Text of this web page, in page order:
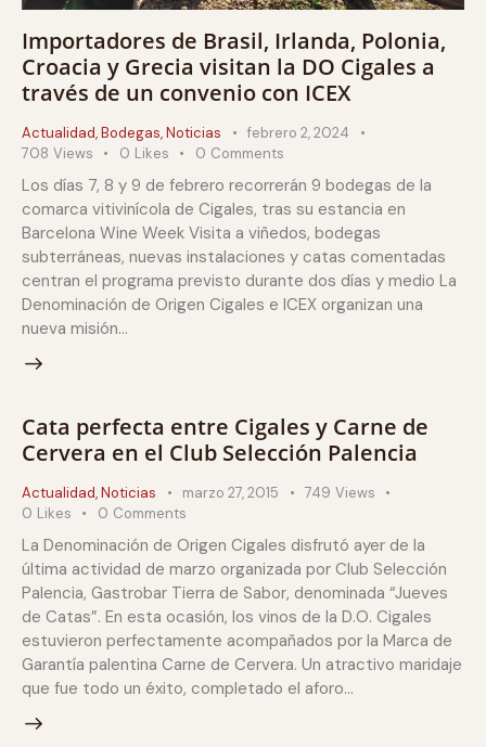
Importadores de Brasil, Irlanda, Polonia,
Croacia y Grecia visitan la DO Cigales a
través de un convenio con ICEX
Actualidad,Bodegas,Noticias
febrero 2, 2024
708 Views 0 Likes 0 Comments
Los días 7, 8 y 9 de febrero recorrerán 9 bodegas de la
comarca vitivinícola de Cigales, tras su estancia en
Barcelona Wine Week Visita a viñedos, bodegas
subterráneas, nuevas instalaciones y catas comentadas
centran el programa previsto durante dos días y medio La
Denominación de Origen Cigales e ICEX organizan una
nueva misión…
Cata perfecta entre Cigales y Carne de
Cervera en el Club Selección Palencia
Actualidad,Noticias marzo 27, 2015 749 Views
0 Likes 0 Comments
La Denominación de Origen Cigales disfrutó ayer de la
última actividad de marzo organizada por Club Selección
Palencia, Gastrobar Tierra de Sabor, denominada “Jueves
de Catas”. En esta ocasión, los vinos de la D.O. Cigales
estuvieron perfectamente acompañados por la Marca de
Garantía palentina Carne de Cervera. Un atractivo maridaje
que fue todo un éxito, completado el aforo…